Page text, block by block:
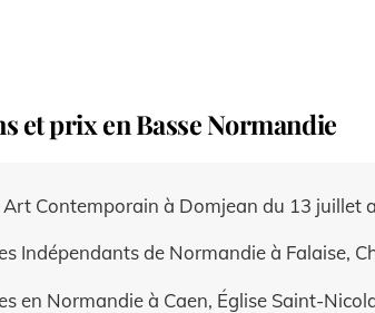
et prix en Basse Normandie
Art Contemporain à Domjean du 13 juillet
Indépendants de Normandie à Falaise,
en Normandie à Caen, Église Saint-